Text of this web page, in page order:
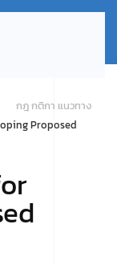
กฎ กติกา แนวทาง
Proposed